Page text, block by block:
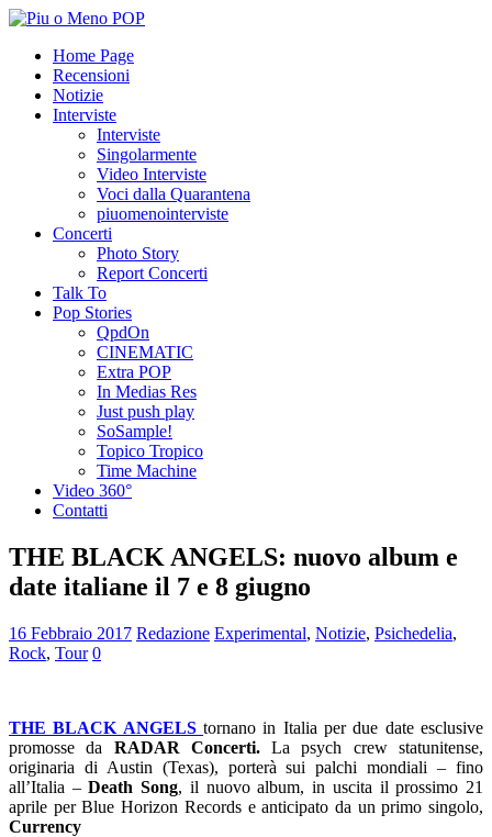
Home Page
Recensioni
Notizie
Interviste
Interviste
Singolarmente
Video Interviste
Voci dalla Quarantena
piuomenointerviste
Concerti
Photo Story
Report Concerti
Talk To
Pop Stories
QpdOn
CINEMATIC
Extra POP
In Medias Res
Just push play
SoSample!
Topico Tropico
Time Machine
Video 360°
Contatti
THE BLACK ANGELS: nuovo album e
date italiane il 7 e 8 giugno
16 Febbraio 2017 Redazione Experimental, Notizie, Psichedelia,
Rock, Tour 0
THE BLACK ANGELS tornano in Italia per due date esclusive
promosse da RADAR Concerti.La psych crew statunitense,
originaria di Austin (Texas), porterà sui palchi mondiali – fino
all’Italia –Death Song, il nuovo album, in uscita il prossimo 21
aprile per Blue Horizon Records e anticipato da un primo singolo,
Currency